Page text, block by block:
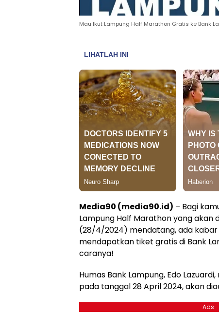
Mau Ikut Lampung Half Marathon Gratis ke Bank
Media90 (media90.id) – Bagi
Lampung Half Marathon yang akan
(28/4/2024) mendatang, ada kabar
mendapatkan tiket gratis di Bank
caranya!
Humas Bank Lampung, Edo
pada tanggal 28 April 2024, akan
Ads